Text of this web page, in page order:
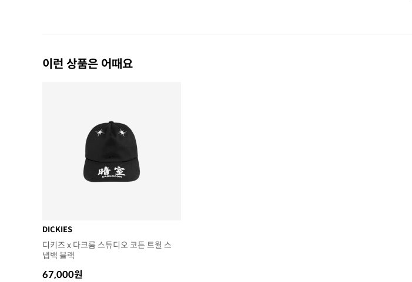
이런 상품은 어때요
DICKIES
디키즈 x 다크룸 스튜디오 코튼 트윌 스
냅백 블랙
67,000원